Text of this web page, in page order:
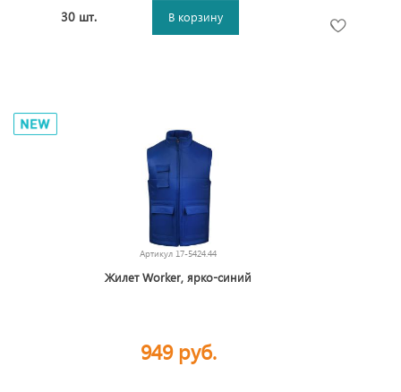
30 шт. В корзину
Артикул 17-5424.44
Жилет Worker, ярко-синий
949 руб.